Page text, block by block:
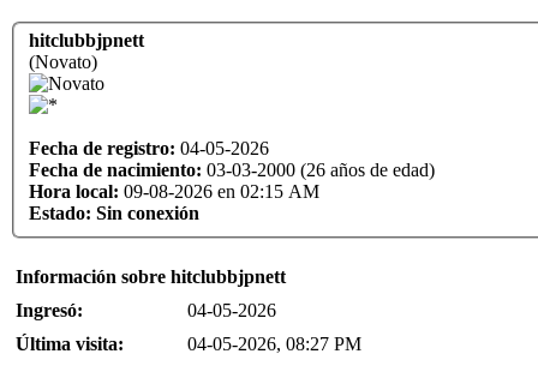
hitclubbjpnett
(Novato)
Fecha de registro: 04-05-2026
Fecha de nacimiento: 03-03-2000 (26 años de edad)
Hora local: 09-08-2026 en 02:15 AM
Estado: Sin conexión
Información sobre hitclubbjpnett
Ingresó:
04-05-2026
Última visita:
04-05-2026, 08:27 PM